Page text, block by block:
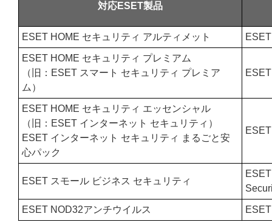
対応ESET製品
ESET HOME セキュリティ アルティメット
ESET HOME セキュリティ プレミアム
（旧：ESET スマート セキュリティ プレミア
ム）
ESET HOME セキュリティ エッセンシャル
（旧：ESET インターネット セキュリティ）
ESET インターネット セキュリティ まるごと安
心パック
ESET スモール ビジネス セキュリティ
ESET NOD32アンチウイルス